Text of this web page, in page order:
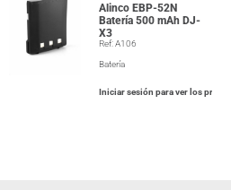
Alinco EBP-52N
Batería 500 mAh DJ-
X3
Ref: A106
Batería
Iniciar sesión para ver los precios